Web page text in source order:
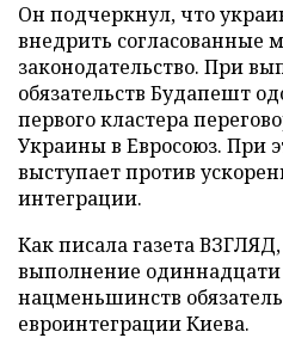
Он подчеркнул, что
внедрить согласованные
законодательство. При
обязательств Будапешт
первого кластера
Украины в Евросоюз. При
выступает против
интеграции.
Как писала газета
выполнение
нацменьшинств
евроинтеграции Киева.